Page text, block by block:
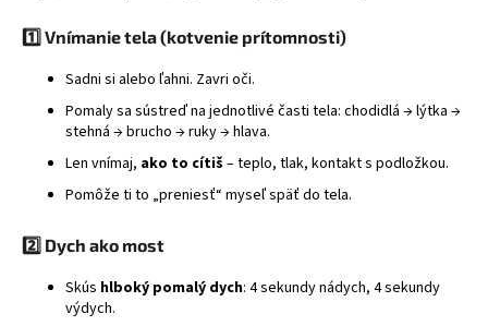
1️⃣ Vnímanie tela (kotvenie prítomnosti)
Sadni si alebo ľahni. Zavri oči.
Pomaly sa sústreď na jednotlivé časti tela: chodidlá → lýtka →
stehná → brucho → ruky → hlava.
Len vnímaj, ako to cítiš – teplo, tlak, kontakt s podložkou.
Pomôže ti to „preniesť“ myseľ späť do tela.
2️⃣ Dych ako most
Skús hlboký pomalý dych: 4 sekundy nádych, 4 sekundy
výdych.
e
n